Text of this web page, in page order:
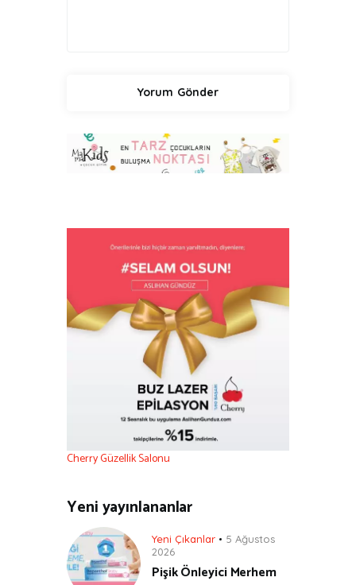
Cherry Güzellik Salonu
Yeni yayınlananlar
Yeni Çıkanlar
5 Ağustos
2026
Pişik Önleyici Merhem